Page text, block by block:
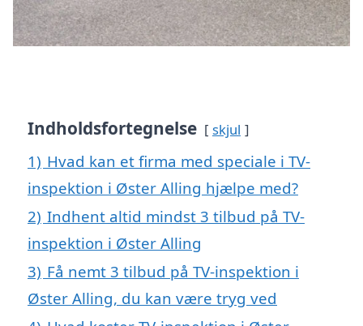
Indholdsfortegnelse skjul
1) Hvad kan et firma med speciale i TV-
inspektion i Øster Alling hjælpe med?
2) Indhent altid mindst 3 tilbud på TV-
inspektion i Øster Alling
3) Få nemt 3 tilbud på TV-inspektion i
Øster Alling, du kan være tryg ved